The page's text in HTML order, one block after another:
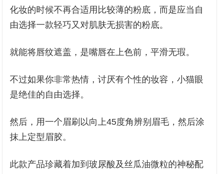
化妆的时候不再合适用比较薄的粉底，而是应当自
由选择一款轻巧又对肌肤无损害的粉底。
就能将唇纹遮盖，是嘴唇在上色前，平滑无瑕。
不过如果你非常热情，讨厌有个性的妆容，小猫眼
是绝佳的自由选择。
然后，用一个眉刷以向上45度角辨别眉毛，然后涂
抹上定型眉胶。
此款产品珍藏着加到玻尿酸及丝瓜油微粒的神秘配